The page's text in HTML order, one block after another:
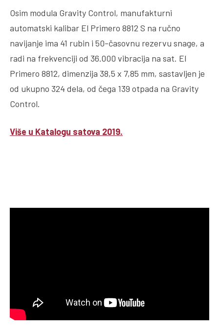
Osim modula Gravity Control, manufakturni
automatski kalibar El Primero 8812 S na ručno
navijanje ima 41 rubin i 50-časovnu rezervu snage, a
radi na frekvenciji od 36.000 vibracija na sat. El
Primero 8812, dimenzija 38,5 x 7,85 mm, sastavljen je
od ukupno 324 dela, od čega 139 otpada na Gravity
Control.
Više u Katalogu satova 2019.